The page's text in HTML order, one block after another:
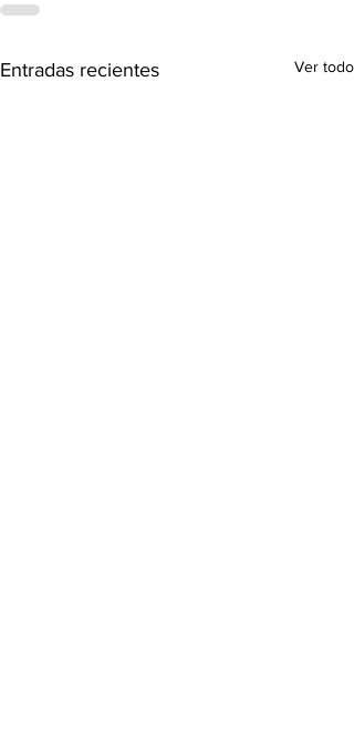
Entradas recientes Ver todo